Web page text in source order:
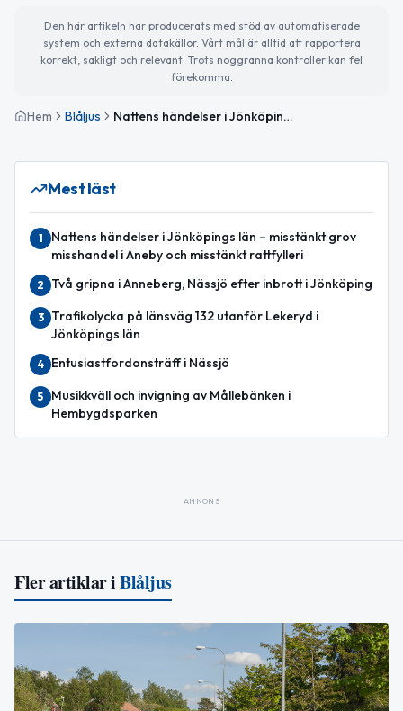
Den här artikeln har producerats med stöd av automatiserade
system och externa datakällor. Vårt mål är alltid att rapportera
korrekt, sakligt och relevant. Trots noggranna kontroller kan fel
förekomma.
Hem Blåljus Nattens händelser i Jönköpings län – villa totalförstörd i brand
Mest läst
1
Nattens händelser i Jönköpings län – misstänkt grov
misshandel i Aneby och misstänkt rattfylleri
2 Två gripna i Anneberg, Nässjö efter inbrott i Jönköping
3
Trafikolycka på länsväg 132 utanför Lekeryd i
Jönköpings län
4 Entusiastfordonsträff i Nässjö
5
Musikkväll och invigning av Mållebänken i
Hembygdsparken
ANNONS
Fler artiklar iBlåljus